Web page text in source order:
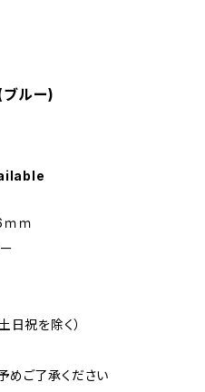
ルー)
ｍｍ
日祝を除く）
めご了承ください